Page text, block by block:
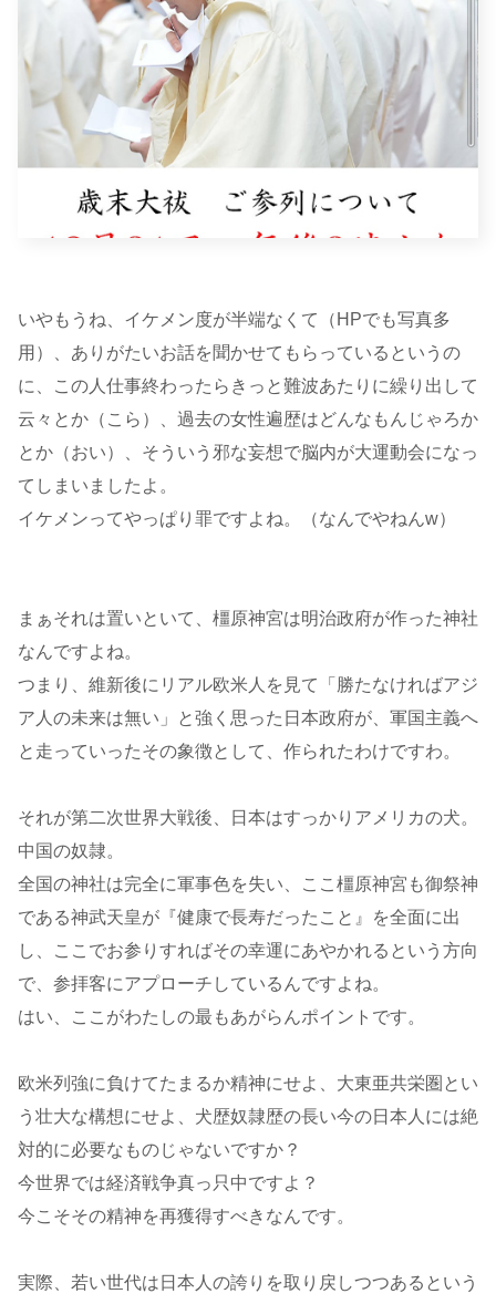
いやもうね、イケメン度が半端なくて（HPでも写真多
用）、ありがたいお話を聞かせてもらっているというの
に、この人仕事終わったらきっと難波あたりに繰り出して
云々とか（こら）、過去の女性遍歴はどんなもんじゃろか
とか（おい）、そういう邪な妄想で脳内が大運動会になっ
てしまいましたよ。
イケメンってやっぱり罪ですよね。（なんでやねんw）
まぁそれは置いといて、橿原神宮は明治政府が作った神社
なんですよね。
つまり、維新後にリアル欧米人を見て「勝たなければアジ
ア人の未来は無い」と強く思った日本政府が、軍国主義へ
と走っていったその象徴として、作られたわけですわ。
それが第二次世界大戦後、日本はすっかりアメリカの犬。
中国の奴隷。
全国の神社は完全に軍事色を失い、ここ橿原神宮も御祭神
である神武天皇が『健康で長寿だったこと』を全面に出
し、ここでお参りすればその幸運にあやかれるという方向
で、参拝客にアプローチしているんですよね。
はい、ここがわたしの最もあがらんポイントです。
欧米列強に負けてたまるか精神にせよ、大東亜共栄圏とい
う壮大な構想にせよ、犬歴奴隷歴の長い今の日本人には絶
対的に必要なものじゃないですか？
今世界では経済戦争真っ只中ですよ？
今こそその精神を再獲得すべきなんです。
実際、若い世代は日本人の誇りを取り戻しつつあるという